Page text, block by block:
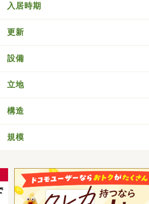
入居時期
更新
設備
立地
構造
規模